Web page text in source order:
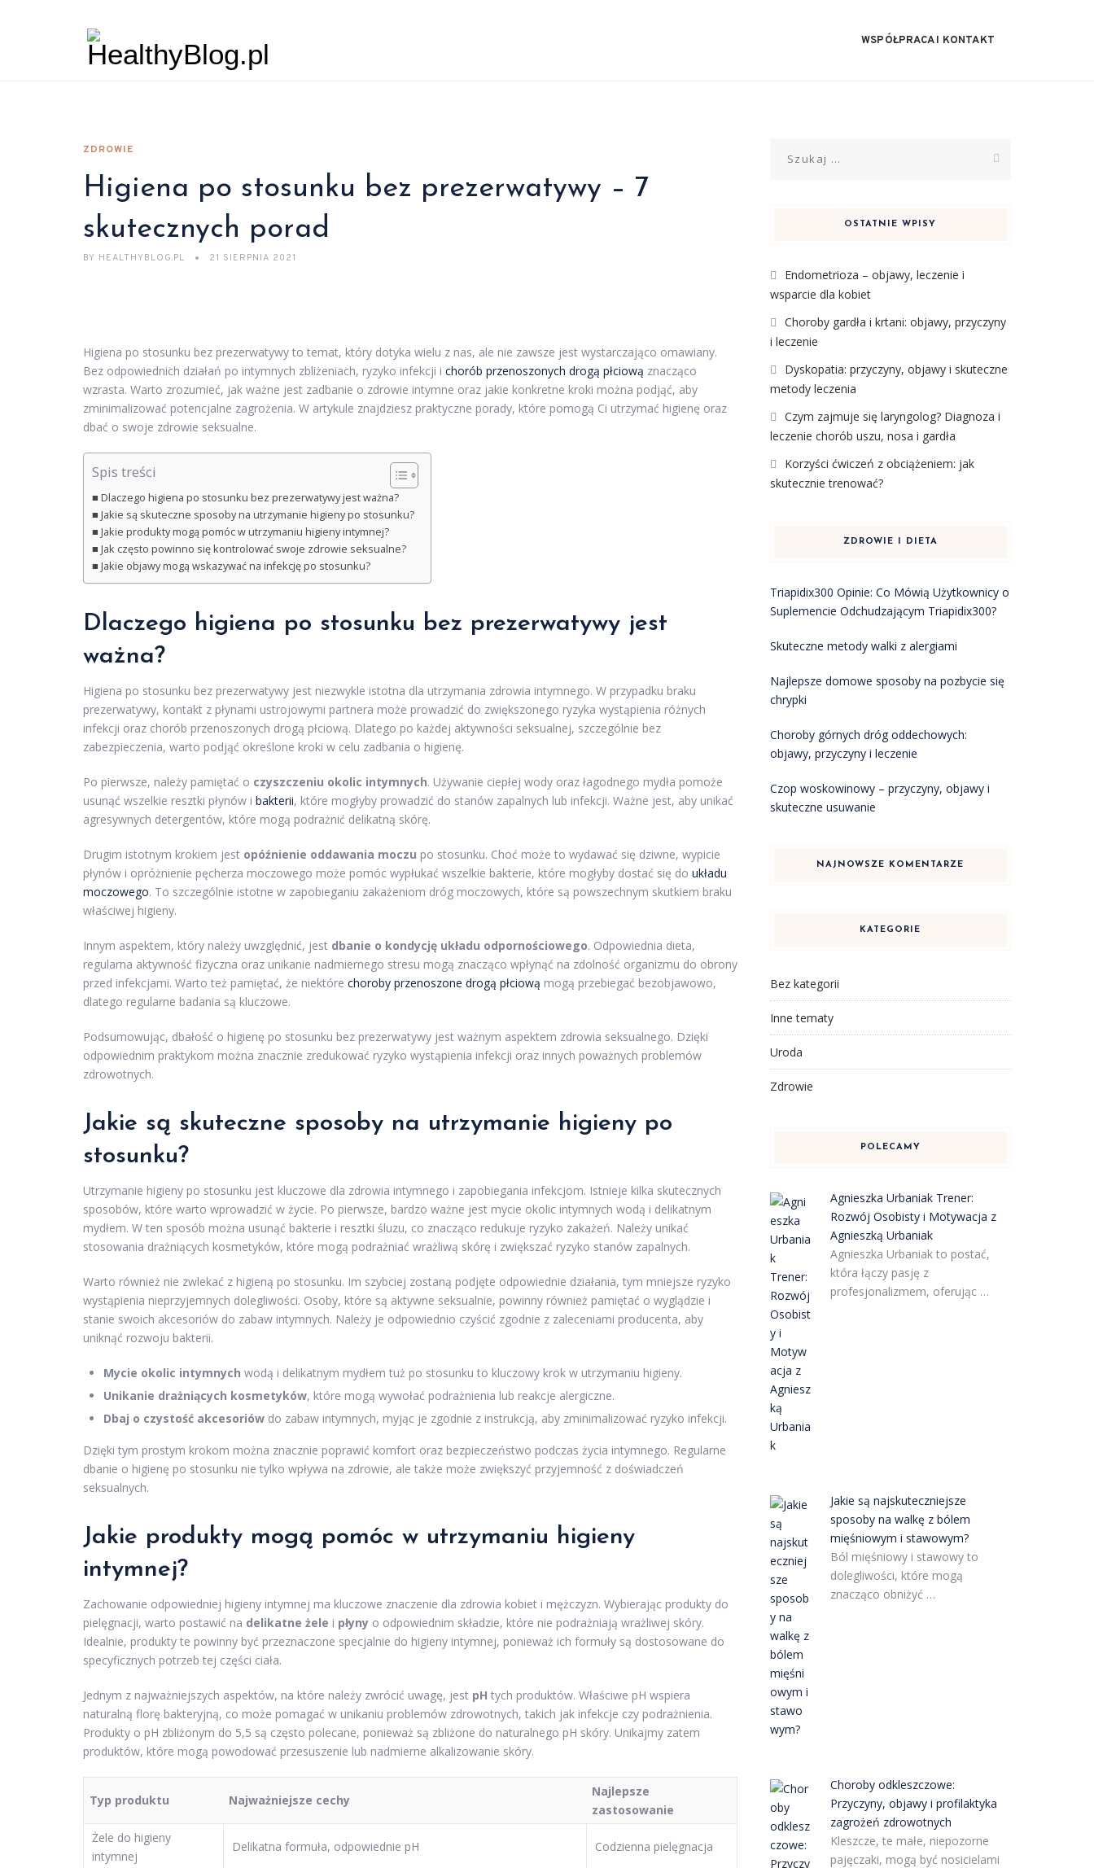
WSPÓŁPRACA I KONTAKT
ZDROWIE
Higiena po stosunku bez prezerwatywy – 7
skutecznych porad
BY HEALTHYBLOG.PL 21 SIERPNIA 2021
Higiena po stosunku bez prezerwatywy to temat, który dotyka wielu z nas, ale nie zawsze jest wystarczająco omawiany.
Bez odpowiednich działań po intymnych zbliżeniach, ryzyko infekcji i chorób przenoszonych drogą płciową znacząco
wzrasta. Warto zrozumieć, jak ważne jest zadbanie o zdrowie intymne oraz jakie konkretne kroki można podjąć, aby
zminimalizować potencjalne zagrożenia. W artykule znajdziesz praktyczne porady, które pomogą Ci utrzymać higienę oraz
dbać o swoje zdrowie seksualne.
Spis treści
Dlaczego higiena po stosunku bez prezerwatywy jest ważna?
Jakie są skuteczne sposoby na utrzymanie higieny po stosunku?
Jakie produkty mogą pomóc w utrzymaniu higieny intymnej?
Jak często powinno się kontrolować swoje zdrowie seksualne?
Jakie objawy mogą wskazywać na infekcję po stosunku?
Dlaczego higiena po stosunku bez prezerwatywy jest
ważna?
Higiena po stosunku bez prezerwatywy jest niezwykle istotna dla utrzymania zdrowia intymnego. W przypadku braku
prezerwatywy, kontakt z płynami ustrojowymi partnera może prowadzić do zwiększonego ryzyka wystąpienia różnych
infekcji oraz chorób przenoszonych drogą płciową. Dlatego po każdej aktywności seksualnej, szczególnie bez
zabezpieczenia, warto podjąć określone kroki w celu zadbania o higienę.
Po pierwsze, należy pamiętać o czyszczeniu okolic intymnych. Używanie ciepłej wody oraz łagodnego mydła pomoże
usunąć wszelkie resztki płynów i bakterii, które mogłyby prowadzić do stanów zapalnych lub infekcji. Ważne jest, aby unikać
agresywnych detergentów, które mogą podrażnić delikatną skórę.
Drugim istotnym krokiem jest opóźnienie oddawania moczu po stosunku. Choć może to wydawać się dziwne, wypicie
płynów i opróżnienie pęcherza moczowego może pomóc wypłukać wszelkie bakterie, które mogłyby dostać się do układu
moczowego. To szczególnie istotne w zapobieganiu zakażeniom dróg moczowych, które są powszechnym skutkiem braku
właściwej higieny.
Innym aspektem, który należy uwzględnić, jest dbanie o kondycję układu odpornościowego. Odpowiednia dieta,
regularna aktywność fizyczna oraz unikanie nadmiernego stresu mogą znacząco wpłynąć na zdolność organizmu do obrony
przed infekcjami. Warto też pamiętać, że niektóre choroby przenoszone drogą płciową mogą przebiegać bezobjawowo,
dlatego regularne badania są kluczowe.
Podsumowując, dbałość o higienę po stosunku bez prezerwatywy jest ważnym aspektem zdrowia seksualnego. Dzięki
odpowiednim praktykom można znacznie zredukować ryzyko wystąpienia infekcji oraz innych poważnych problemów
zdrowotnych.
Jakie są skuteczne sposoby na utrzymanie higieny po
stosunku?
Utrzymanie higieny po stosunku jest kluczowe dla zdrowia intymnego i zapobiegania infekcjom. Istnieje kilka skutecznych
sposobów, które warto wprowadzić w życie. Po pierwsze, bardzo ważne jest mycie okolic intymnych wodą i delikatnym
mydłem. W ten sposób można usunąć bakterie i resztki śluzu, co znacząco redukuje ryzyko zakażeń. Należy unikać
stosowania drażniących kosmetyków, które mogą podrażniać wrażliwą skórę i zwiększać ryzyko stanów zapalnych.
Warto również nie zwlekać z higieną po stosunku. Im szybciej zostaną podjęte odpowiednie działania, tym mniejsze ryzyko
wystąpienia nieprzyjemnych dolegliwości. Osoby, które są aktywne seksualnie, powinny również pamiętać o wyglądzie i
stanie swoich akcesoriów do zabaw intymnych. Należy je odpowiednio czyścić zgodnie z zaleceniami producenta, aby
uniknąć rozwoju bakterii.
Mycie okolic intymnych wodą i delikatnym mydłem tuż po stosunku to kluczowy krok w utrzymaniu higieny.
Unikanie drażniących kosmetyków, które mogą wywołać podrażnienia lub reakcje alergiczne.
Dbaj o czystość akcesoriów do zabaw intymnych, myjąc je zgodnie z instrukcją, aby zminimalizować ryzyko infekcji.
Dzięki tym prostym krokom można znacznie poprawić komfort oraz bezpieczeństwo podczas życia intymnego. Regularne
dbanie o higienę po stosunku nie tylko wpływa na zdrowie, ale także może zwiększyć przyjemność z doświadczeń
seksualnych.
Jakie produkty mogą pomóc w utrzymaniu higieny
intymnej?
Zachowanie odpowiedniej higieny intymnej ma kluczowe znaczenie dla zdrowia kobiet i mężczyzn. Wybierając produkty do
pielęgnacji, warto postawić na delikatne żele i płyny o odpowiednim składzie, które nie podrażniają wrażliwej skóry.
Idealnie, produkty te powinny być przeznaczone specjalnie do higieny intymnej, ponieważ ich formuły są dostosowane do
specyficznych potrzeb tej części ciała.
Jednym z najważniejszych aspektów, na które należy zwrócić uwagę, jest pH tych produktów. Właściwe pH wspiera
naturalną florę bakteryjną, co może pomagać w unikaniu problemów zdrowotnych, takich jak infekcje czy podrażnienia.
Produkty o pH zbliżonym do 5,5 są często polecane, ponieważ są zbliżone do naturalnego pH skóry. Unikajmy zatem
produktów, które mogą powodować przesuszenie lub nadmierne alkalizowanie skóry.
Typ produktu Najważniejsze cechy
Najlepsze
zastosowanie
Żele do higieny
intymnej
Delikatna formuła, odpowiednie pH Codzienna pielęgnacja
OSTATNIE WPISY
Endometrioza – objawy, leczenie i
wsparcie dla kobiet
Choroby gardła i krtani: objawy, przyczyny
i leczenie
Dyskopatia: przyczyny, objawy i skuteczne
metody leczenia
Czym zajmuje się laryngolog? Diagnoza i
leczenie chorób uszu, nosa i gardła
Korzyści ćwiczeń z obciążeniem: jak
skutecznie trenować?
ZDROWIE I DIETA
Triapidix300 Opinie: Co Mówią Użytkownicy o
Suplemencie Odchudzającym Triapidix300?
Skuteczne metody walki z alergiami
Najlepsze domowe sposoby na pozbycie się
chrypki
Choroby górnych dróg oddechowych:
objawy, przyczyny i leczenie
Czop woskowinowy – przyczyny, objawy i
skuteczne usuwanie
NAJNOWSZE KOMENTARZE
KATEGORIE
Bez kategorii
Inne tematy
Uroda
Zdrowie
POLECAMY
Agnieszka Urbaniak Trener:
Rozwój Osobisty i Motywacja z
Agnieszką Urbaniak
Agnieszka Urbaniak to postać,
która łączy pasję z
profesjonalizmem, oferując …
Jakie są najskuteczniejsze
sposoby na walkę z bólem
mięśniowym i stawowym?
Ból mięśniowy i stawowy to
dolegliwości, które mogą
znacząco obniżyć …
Choroby odkleszczowe:
Przyczyny, objawy i profilaktyka
zagrożeń zdrowotnych
Kleszcze, te małe, niepozorne
pajęczaki, mogą być nosicielami